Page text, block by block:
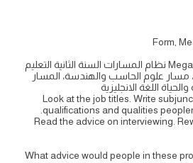
حل كتاب النشاط Mega Goal 2.2 نظام المسارات السنة الثانية التعليم
مسار علوم الحاسب والهندسة، المسار
اللغة الانجليزية
Look at the job titles. Write
qualifications and qualities
Read the advice on interviewing.
What advice would people in these